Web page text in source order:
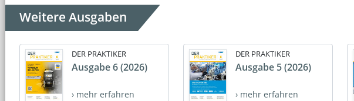
Weitere Ausgaben
DER PRAKTIKER
Ausgabe 6 (2026)
› mehr erfahren
DER PRAKTIKER
Ausgabe 5 (2026)
› mehr erfahren